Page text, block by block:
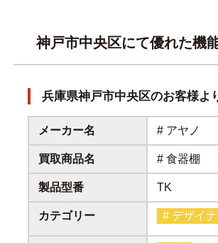
神戸市中央区にて優れた機
兵庫県神戸市中央区のお客様よ
メーカー名 # アヤノ
買取商品名 # 食器棚
製品型番 TK
カテゴリー # デザイ